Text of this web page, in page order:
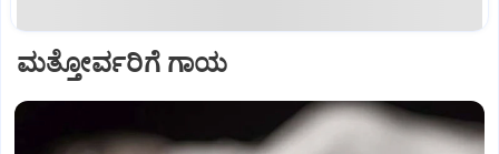
ಮತ್ತೋರ್ವರಿಗೆ ಗಾಯ